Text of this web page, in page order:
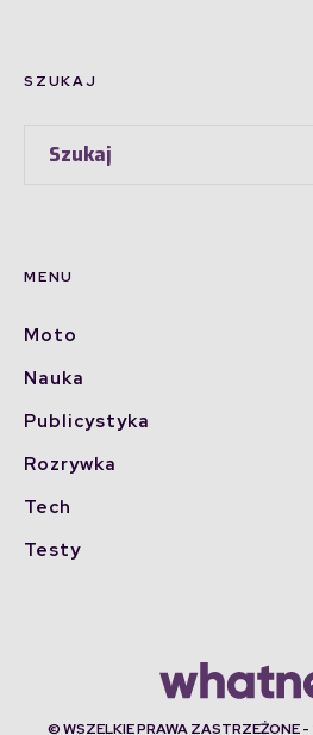
SZUKAJ
MENU
Moto
Nauka
Publicystyka
Rozrywka
Tech
Testy
© WSZELKIE PRAWA